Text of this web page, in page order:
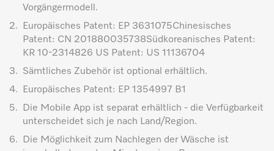
Vorgängermodell.
2.
Europäisches Patent: EP 3631075Chinesisches
Patent: CN 201880035738Südkoreanisches Patent:
KR 10-2314826 US Patent: US 11136704
3.
Sämtliches Zubehör ist optional erhältlich.
4.
Europäisches Patent: EP 1354997 B1
5.
Die Mobile App ist separat erhältlich - die Verfügbarkeit
unterscheidet sich je nach Land/Region.
6.
Die Möglichkeit zum Nachlegen der Wäsche ist